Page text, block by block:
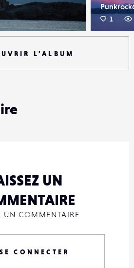
1
L'ALBUM
UN
UN COMMENTAIRE
SE CONNECTER